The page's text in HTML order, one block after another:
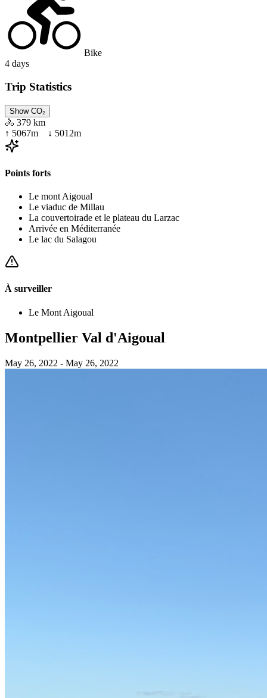
Bike
4 days
Trip Statistics
Show CO₂
🚴 379 km
↑ 5067m ↓ 5012m
Points forts
Le mont Aigoual
Le viaduc de Millau
La couvertoirade et le plateau du Larzac
Arrivée en Méditerranée
Le lac du Salagou
À surveiller
Le Mont Aigoual
Montpellier Val d'Aigoual
May 26, 2022 - May 26, 2022